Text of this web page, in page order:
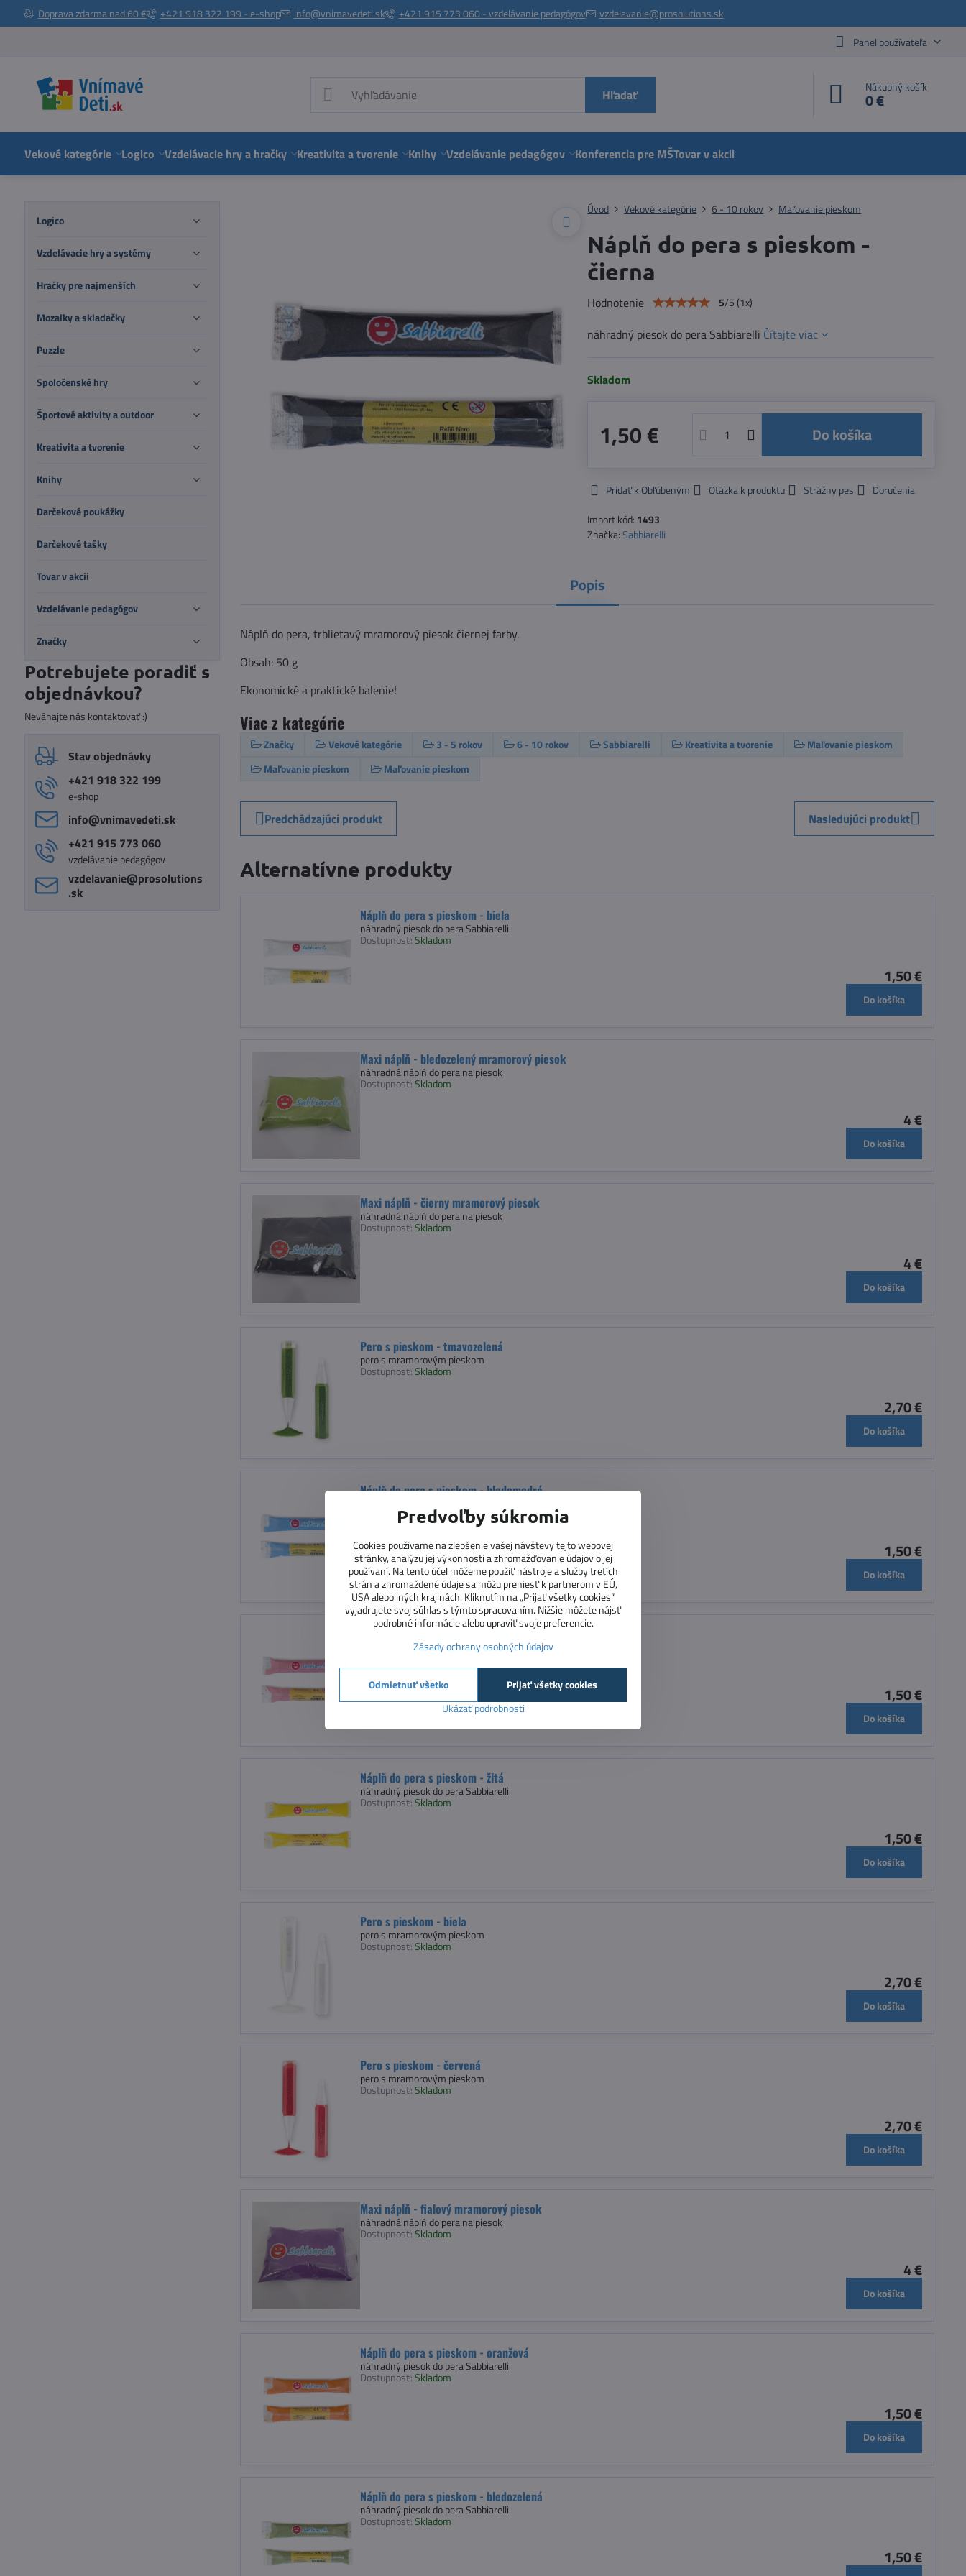
Doprava zdarma nad 60 € +421 918 322 199 - e-shop info@vnimavedeti.sk +421 915 773 060 - vzdelávanie pedagógov
vzdelavanie@prosolutions.sk
Panel používateľa
Hľadať Nákupný košík
0 €
Vekové kategórie Logico Vzdelávacie hry a hračky Kreativita a tvorenie Knihy Vzdelávanie pedagógov Konferencia pre MŠTovar v akcii
Úvod Vekové kategórie 6 - 10 rokov Maľovanie pieskom
Náplň do pera s pieskom -
čierna
Hodnotenie 5/5(1x)
náhradný piesok do pera Sabbiarelli Čítajte viac
Skladom
1,50 € Do košíka
Pridať k Obľúbeným Otázka k produktu Strážny pes
Doručenia
Import kód: 1493
Značka:Sabbiarelli
Popis
Náplň do pera, trblietavý mramorový piesok čiernej farby.
Obsah: 50 g
Ekonomické a praktické balenie!
Viac z kategórie
Značky Vekové kategórie 3 - 5 rokov 6 - 10 rokov Sabbiarelli Kreativita a tvorenie
Maľovanie pieskom
Maľovanie pieskom
Maľovanie pieskom
Predchádzajúci produkt Nasledujúci produkt
Alternatívne produkty
Náplň do pera s pieskom - biela
náhradný piesok do pera Sabbiarelli
Dostupnosť:Skladom
1,50 €
Do košíka
Maxi náplň - bledozelený mramorový piesok
náhradná náplň do pera na piesok
Dostupnosť:Skladom
4 €
Do košíka
Maxi náplň - čierny mramorový piesok
náhradná náplň do pera na piesok
Dostupnosť:Skladom
4 €
Do košíka
Pero s pieskom - tmavozelená
pero s mramorovým pieskom
Dostupnosť:Skladom
2,70 €
Do košíka
Náplň do pera s pieskom - bledomodrá
Dostupnosť:Skladom
1,50 €
Do košíka
Náplň do pera s pieskom - ružová
náhradný piesok do pera Sabbiarelli
1,50 €
Do košíka
Náplň do pera s pieskom - žltá
náhradný piesok do pera Sabbiarelli
Dostupnosť:Skladom
1,50 €
Do košíka
Pero s pieskom - biela
pero s mramorovým pieskom
Dostupnosť:Skladom
2,70 €
Do košíka
Pero s pieskom - červená
pero s mramorovým pieskom
Dostupnosť:Skladom
2,70 €
Do košíka
Maxi náplň - fialový mramorový piesok
náhradná náplň do pera na piesok
Dostupnosť:Skladom
4 €
Do košíka
Náplň do pera s pieskom - oranžová
náhradný piesok do pera Sabbiarelli
Dostupnosť:Skladom
1,50 €
Do košíka
Náplň do pera s pieskom - bledozelená
náhradný piesok do pera Sabbiarelli
Dostupnosť:Skladom
1,50 €
Logico
Vzdelávacie hry a systémy
Hračky pre najmenších
Mozaiky a skladačky
Puzzle
Spoločenské hry
Športové aktivity a outdoor
Kreativita a tvorenie
Knihy
Darčekové poukážky
Darčekové tašky
Tovar v akcii
Vzdelávanie pedagógov
Značky
Potrebujete poradiť s
objednávkou?
Neváhajte nás kontaktovať :)
Stav objednávky
+421 918 322 199
e-shop
info​@vnimavedeti​.sk
+421 915 773 060
vzdelávanie pedagógov
vzdelavanie​@prosolutions​
.sk
Predvoľby súkromia
Cookies používame na zlepšenie vašej návštevy tejto webovej
stránky, analýzu jej výkonnosti a zhromažďovanie údajov o jej
používaní. Na tento účel môžeme použiť nástroje a služby tretích
strán a zhromaždené údaje sa môžu preniesť k partnerom v EÚ,
USA alebo iných krajinách. Kliknutím na „Prijať všetky cookies“
vyjadrujete svoj súhlas s týmto spracovaním. Nižšie môžete nájsť
podrobné informácie alebo upraviť svoje preferencie.
Zásady ochrany osobných údajov
Ukázať podrobnosti
Prijať všetky cookies
Odmietnuť všetko